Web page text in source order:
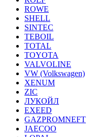
ROWE
SHELL
SINTEC
TEBOIL
TOTAL
TOYOTA
VALVOLINE
VW (Volkswagen)
XENUM
ZIC
ЛУКОЙЛ
EXEED
GAZPROMNEFT
JAECOO